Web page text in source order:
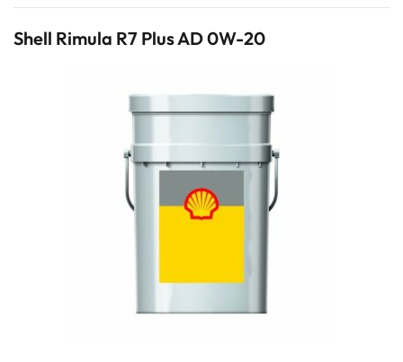
Shell Rimula R7 Plus AD 0W-20